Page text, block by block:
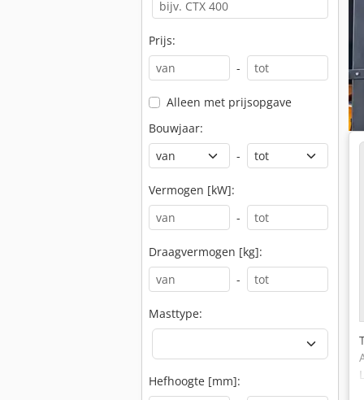
Prijs:
-
Alleen met prijsopgave
Bouwjaar:
-
Vermogen [kW]:
-
Draagvermogen [kg]:
-
Masttype:
Hefhoogte [mm]: